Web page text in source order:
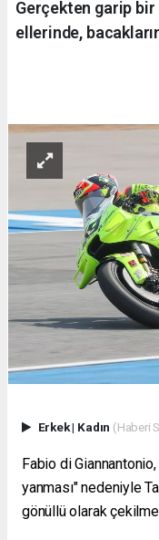
Gerçekten garip bir
ellerinde,
Erkek| Kadın (Haberi
Fabio di Giannantonio,
yanması" nedeniyle
gönüllü olarak